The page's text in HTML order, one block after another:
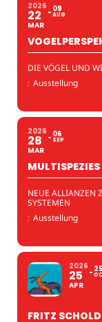
2026
22
MAR
09
AUG
DIE VÖGEL UND
: Ausstellung
2026
28
MAR
06
SEP
NEUE ALLIANZEN
SYSTEMEN
: Ausstellung
2026
25
APR
25
FRITZ